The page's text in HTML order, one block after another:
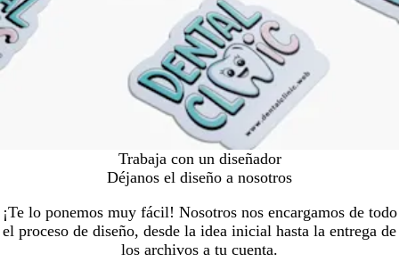
Trabaja con un diseñador
Déjanos el diseño a nosotros
¡Te lo ponemos muy fácil! Nosotros nos encargamos de todo
el proceso de diseño, desde la idea inicial hasta la entrega de
los archivos a tu cuenta.